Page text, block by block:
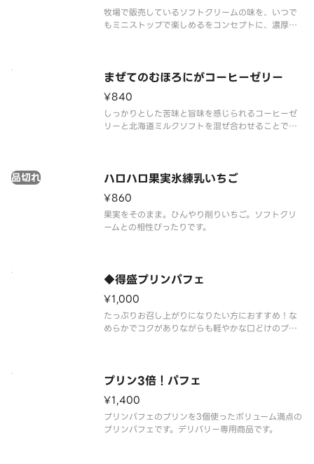
牧場で販売しているソフトクリームの味を、いつで
もミニストップで楽しめるをコンセプトに、濃厚か
まぜてのむほろにがコーヒーゼリー
¥840
しっかりとした苦味と旨味を感じられるコーヒーゼ
リーと北海道ミルクソフトを混ぜ合わせることで、
ハロハロ果実氷練乳いちご
品切れ
¥860
果実をそのまま。ひんやり削りいちご。ソフトクリ
ームとの相性ぴったりです。
◆得盛プリンパフェ
¥1,000
たっぷりお召し上がりになりたい方におすすめ！な
めらかでコクがありながらも軽やかな口どけのプリ
いを実現しました。
プリン3倍！パフェ
¥1,400
プリンパフェのプリンを3個使ったボリューム満点の
プリンパフェです。デリバリー専用商品です。